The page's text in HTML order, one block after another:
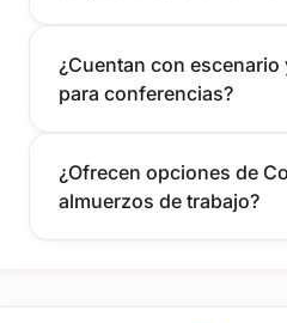
¿Cuentan con escenario
para conferencias?
¿Ofrecen opciones de
almuerzos de trabajo?